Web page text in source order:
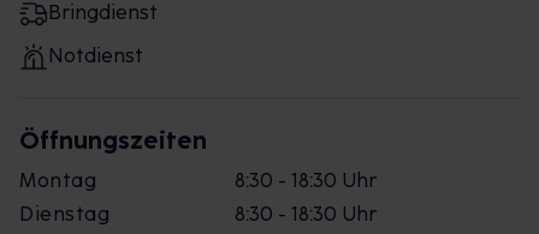
Bringdienst
Notdienst
Öffnungszeiten
Montag
8:30 - 18:30 Uhr
Dienstag
8:30 - 18:30 Uhr